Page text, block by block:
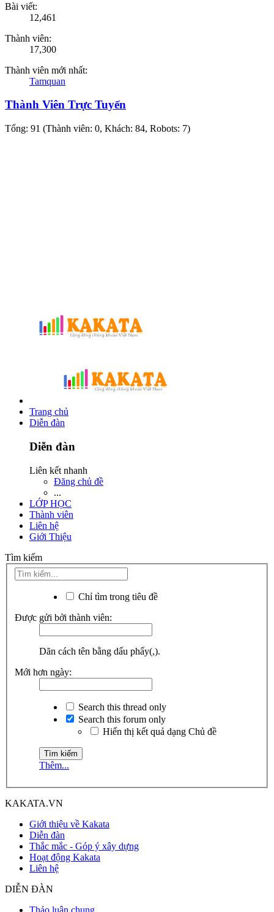
Bài viết:
12,461
Thành viên:
17,300
Thành viên mới nhất:
Tamquan
Thành Viên Trực Tuyến
Tổng: 91 (Thành viên: 0, Khách: 84, Robots: 7)
Trang chủ
Diễn đàn
Diễn đàn
Liên kết nhanh
Đăng chủ đề
...
LỚP HỌC
Thành viên
Liên hệ
Giới Thiệu
Tìm kiếm
Chỉ tìm trong tiêu đề
Được gửi bởi thành viên:
Dãn cách tên bằng dấu phẩy(,).
Mới hơn ngày:
Search this thread only
Search this forum only
Hiển thị kết quả dạng Chủ đề
Thêm...
KAKATA.VN
Giới thiệu về Kakata
Diễn đàn
Thắc mắc - Góp ý xây dựng
Hoạt động Kakata
Liên hệ
DIỄN ĐÀN